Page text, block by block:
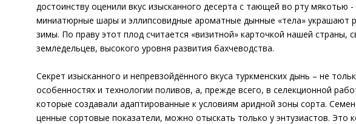
достоинству оценили вкус изысканного десерта с тающей во рту мякотью
миниатюрные шары и эллипсовидные ароматные дынные «тела» украшают
зимы. По праву этот плод считается «визитной» карточкой нашей страны,
земледельцев, высокого уровня развития бахчеводства.
Секрет изысканного и непревзойдённого вкуса туркменских дынь – не
особенностях и технологии поливов, а, прежде всего, в селекционной
которые создавали адаптированные к условиям аридной зоны сорта.
ценные сортовые показатели, можно отыскать только у энтузиастов. Это